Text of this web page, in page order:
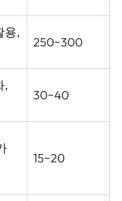
용,
250~300
,
30~40
15~20